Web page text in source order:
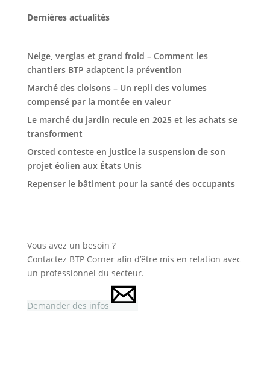
Dernières actualités
Neige, verglas et grand froid – Comment les
chantiers BTP adaptent la prévention
Marché des cloisons – Un repli des volumes
compensé par la montée en valeur
Le marché du jardin recule en 2025 et les achats se
transforment
Orsted conteste en justice la suspension de son
projet éolien aux États Unis
Repenser le bâtiment pour la santé des occupants
Vous avez un besoin ?
Contactez BTP Corner afin d’être mis en relation avec
un professionnel du secteur.
Demander des infos